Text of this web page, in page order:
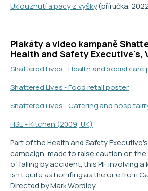
Uklouznutí a pády z výšky(příručka,
Plakáty a video kampaně
Health and Safety Executive's,
Shattered Lives - Health and social care
Shattered Lives - Food retail poster
Shattered Lives - Catering and
HSE - Kitchen (2009, UK)
Part of the Health and Safety
campaign, made to raise caution on
of falling by accident, this PIF involving
isn't quite as horrifing as the one from
Directed by Mark Wordley.